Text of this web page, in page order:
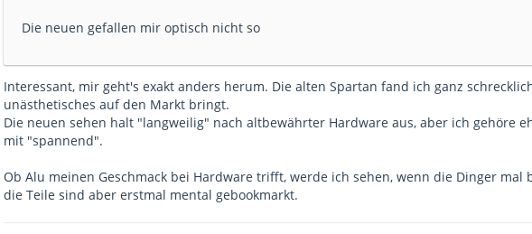
Die neuen gefallen mir optisch nicht so
Interessant, mir geht's exakt anders herum. Die alten Spartan fand ich ganz
unästhetisches auf den Markt bringt.
Die neuen sehen halt "langweilig" nach altbewährter Hardware aus, aber ich gehöre
mit "spannend".
Ob Alu meinen Geschmack bei Hardware trifft, werde ich sehen, wenn die Dinger
die Teile sind aber erstmal mental gebookmarkt.